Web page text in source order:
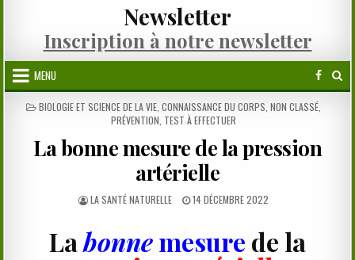
Newsletter
Inscription à notre newsletter
MENU
POSTED
BIOLOGIE ET SCIENCE DE LA VIE CONNAISSANCE DU CORPS NON CLASSÉ
PRÉVENTION TEST À EFFECTUER
La bonne mesure de la pression
artérielle
AUTHOR:
LA SANTÉ NATURELLE
PUBLISHED
14 DÉCEMBRE 2022
Labonnemesure de la